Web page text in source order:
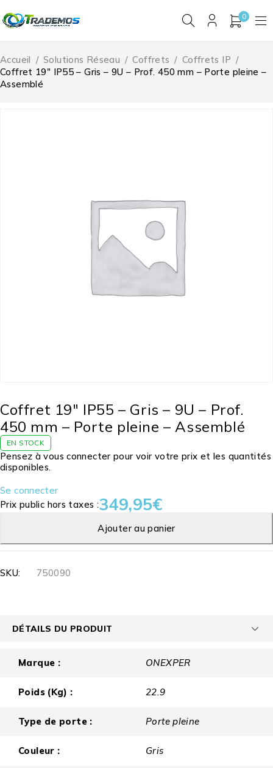
0
Accueil / Solutions Réseau / Coffrets / Coffrets IP /
Coffret 19″ IP55 – Gris – 9U – Prof. 450 mm – Porte pleine –
Assemblé
Coffret 19″ IP55 – Gris – 9U – Prof.
450 mm – Porte pleine – Assemblé
EN STOCK
Pensez à vous connecter pour voir votre prix et les quantités
disponibles.
Se connecter
Prix public hors taxes :349,95€
Ajouter au panier
SKU: 750090
DÉTAILS DU PRODUIT
Marque : ONEXPER
Poids (Kg) : 22.9
Type de porte : Porte pleine
Couleur : Gris